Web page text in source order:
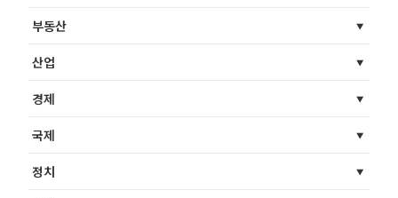
부동산
산업
경제
국제
정치